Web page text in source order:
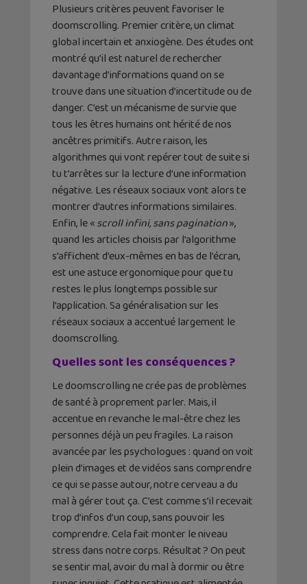
Plusieurs critères peuvent favoriser le
doomscrolling. Premier critère, un climat
global incertain et anxiogène. Des études ont
montré qu’il est naturel de rechercher
davantage d’informations quand on se
trouve dans une situation d’incertitude ou de
danger. C’est un mécanisme de survie que
tous les êtres humains ont hérité de nos
ancêtres primitifs. Autre raison, les
algorithmes qui vont repérer tout de suite si
tu t’arrêtes sur la lecture d’une information
négative. Les réseaux sociaux vont alors te
montrer d’autres informations similaires.
Enfin, le «scroll infini, sans pagination»,
quand les articles choisis par l’algorithme
s’affichent d’eux-mêmes en bas de l’écran,
est une astuce ergonomique pour que tu
restes le plus longtemps possible sur
l’application. Sa généralisation sur les
réseaux sociaux a accentué largement le
doomscrolling.
Quelles sont les conséquences ?
Le doomscrolling ne crée pas de problèmes
de santé à proprement parler. Mais, il
accentue en revanche le mal-être chez les
personnes déjà un peu fragiles. La raison
avancée par les psychologues : quand on voit
plein d’images et de vidéos sans comprendre
ce qui se passe autour, notre cerveau a du
mal à gérer tout ça. C’est comme s’il recevait
trop d’infos d’un coup, sans pouvoir les
comprendre. Cela fait monter le niveau
stress dans notre corps. Résultat ? On peut
se sentir mal, avoir du mal à dormir ou être